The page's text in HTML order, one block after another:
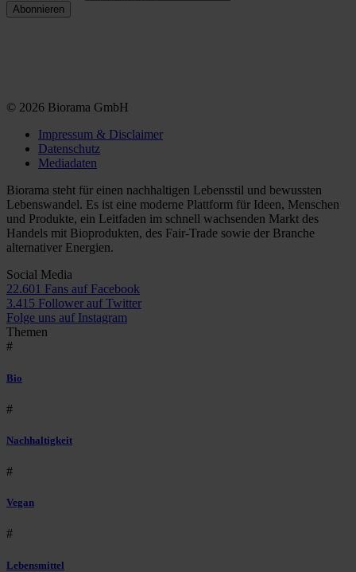
© 2026 Biorama GmbH
Impressum & Disclaimer
Datenschutz
Mediadaten
Biorama steht für einen nachhaltigen Lebensstil und bewussten
Lebenswandel. Es ist eine moderne Plattform für Ideen, Menschen
und Produkte, ein Leitfaden im schnell wachsenden Markt des
Handels mit Bioprodukten, des Fair-Trade sowie der Branche
alternativer Energien.
Social Media
22.601 Fans auf Facebook
3.415 Follower auf Twitter
Folge uns auf Instagram
Themen
#
Bio
#
Nachhaltigkeit
#
Vegan
#
Lebensmittel